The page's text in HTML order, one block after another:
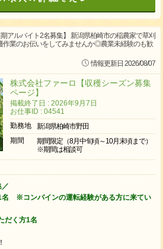
アルバイト2名募集】 新潟県柏崎市の稲農家で草刈
作業のお伝いをしてみませんか◎農業未経験のも歓
情報更新日 2026/08/07
株式会社ファーロ【収穫シーズン募集
ページ】
掲載終了日 : 2026年9月7日
お仕事ID : 04541
勤務地
新潟県柏崎市野田
期間
期間限定（8月中旬頃～10月末頃まで）
※期間は相談可
／
名 ※コンバインの運転経験がある方に来てい
だく方1名